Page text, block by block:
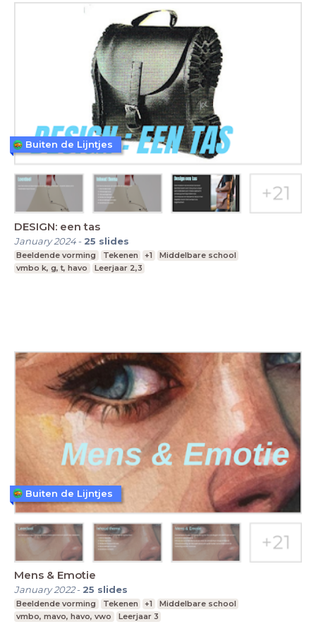
DESIGN: een tas
January 2024- 25 slides
Beeldende vorming Tekenen +1
Middelbare school
vmbo k, g, t, havo
Leerjaar 2,3
Buiten de Lijntjes
Mens & Emotie
January 2022- 25 slides
Beeldende vorming Tekenen +1
Middelbare school
vmbo, mavo, havo, vwo
Leerjaar 3
Buiten de Lijntjes